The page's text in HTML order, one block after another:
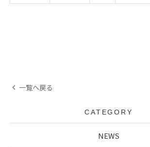
一覧へ戻る
CATEGORY
NEWS